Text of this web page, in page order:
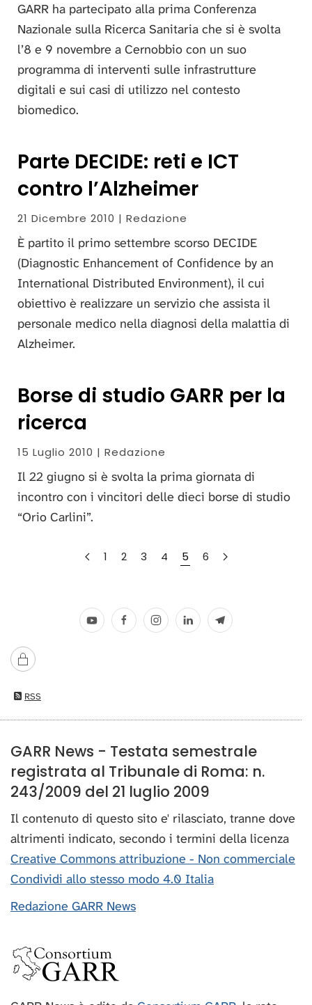
GARR ha partecipato alla prima Conferenza
Nazionale sulla Ricerca Sanitaria che si è svolta
l’8 e 9 novembre a Cernobbio con un suo
programma di interventi sulle infrastrutture
digitali e sui casi di utilizzo nel contesto
biomedico.
Parte DECIDE: reti e ICT
contro l’Alzheimer
21 Dicembre 2010 | Redazione
È partito il primo settembre scorso DECIDE
(Diagnostic Enhancement of Confidence by an
International Distributed Environment), il cui
obiettivo è realizzare un servizio che assista il
personale medico nella diagnosi della malattia di
Alzheimer.
Borse di studio GARR per la
ricerca
15 Luglio 2010 | Redazione
Il 22 giugno si è svolta la prima giornata di
incontro con i vincitori delle dieci borse di studio
“Orio Carlini”.
1 2 3 4 5 6
RSS
GARR News - Testata semestrale
registrata al Tribunale di Roma: n.
243/2009 del 21 luglio 2009
Il contenuto di questo sito e' rilasciato, tranne dove
altrimenti indicato, secondo i termini della licenza
Creative Commons attribuzione - Non commerciale
Condividi allo stesso modo 4.0 Italia
Redazione GARR News